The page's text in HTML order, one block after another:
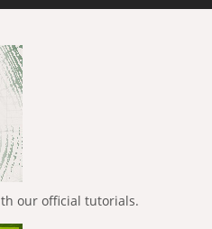
our official tutorials.